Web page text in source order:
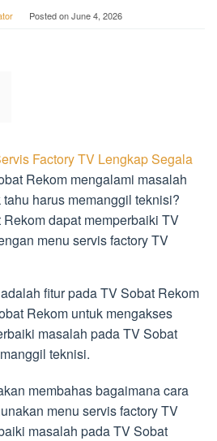
Posted onJune 4, 2026
Factory TV Lengkap Segala
Rekom mengalami masalah
harus memanggil teknisi?
dapat memperbaiki TV
menu servis factory TV
fitur pada TV Sobat Rekom
Rekom untuk mengakses
masalah pada TV Sobat
teknisi.
membahas bagaimana cara
menu servis factory TV
masalah pada TV Sobat